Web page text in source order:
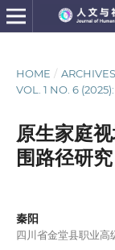
HOME / ARCHIVES
VOL. 1 NO. 6
原生家庭
围路径研究
秦阳
四川省金堂县职业高